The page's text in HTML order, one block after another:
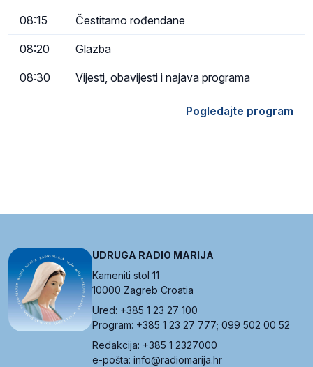
08:15 Čestitamo rođendane
08:20 Glazba
08:30 Vijesti, obavijesti i najava programa
Pogledajte program
UDRUGA RADIO MARIJA
Kameniti stol 11
10000 Zagreb Croatia
Ured: +385 1 23 27 100
Program: +385 1 23 27 777; 099 502 00 52
Redakcija: +385 1 2327000
e-pošta: info@radiomarija.hr